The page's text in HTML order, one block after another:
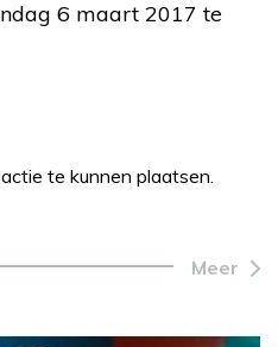
6 maart 2017 te
te kunnen plaatsen.
Meer